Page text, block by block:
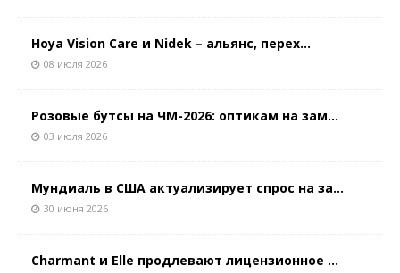
Hoya Vision Care и Nidek – альянс, перех...
08 июля 2026
Розовые бутсы на ЧМ-2026: оптикам на зам...
03 июля 2026
Мундиаль в США актуализирует спрос на за...
30 июня 2026
Charmant и Elle продлевают лицензионное ...